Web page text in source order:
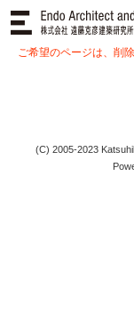
ご希望のページは、削
(C) 2005-2023